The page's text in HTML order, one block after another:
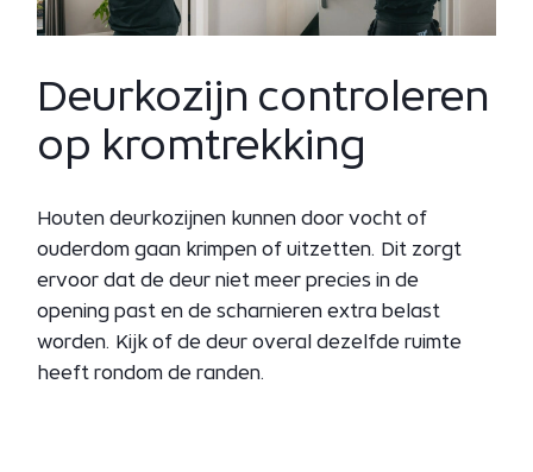
Deurkozijn controleren
op kromtrekking
Houten deurkozijnen kunnen door vocht of
ouderdom gaan krimpen of uitzetten. Dit zorgt
ervoor dat de deur niet meer precies in de
opening past en de scharnieren extra belast
worden. Kijk of de deur overal dezelfde ruimte
heeft rondom de randen.